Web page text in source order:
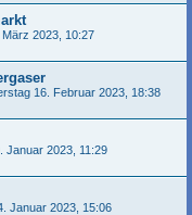
März 2023, 10:27
16. Februar 2023, 18:38
Januar 2023, 11:29
Januar 2023, 15:06